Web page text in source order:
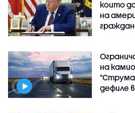
които
на
на
дефиле